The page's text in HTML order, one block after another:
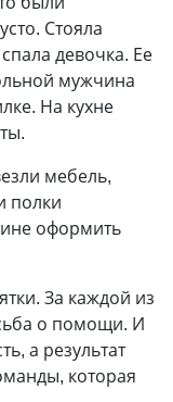
Стояла
девочка. Ее
мужчина
На кухне
мебель,
полки
оформить
За каждой из
о помощи. И
а результат
которая